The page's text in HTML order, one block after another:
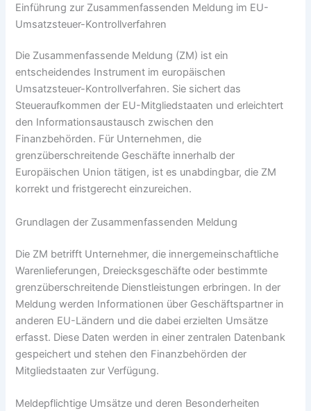
Einführung zur Zusammenfassenden Meldung im EU-
Umsatzsteuer-Kontrollverfahren
Die Zusammenfassende Meldung (ZM) ist ein
entscheidendes Instrument im europäischen
Umsatzsteuer-Kontrollverfahren. Sie sichert das
Steueraufkommen der EU-Mitgliedstaaten und erleichtert
den Informationsaustausch zwischen den
Finanzbehörden. Für Unternehmen, die
grenzüberschreitende Geschäfte innerhalb der
Europäischen Union tätigen, ist es unabdingbar, die ZM
korrekt und fristgerecht einzureichen.
Grundlagen der Zusammenfassenden Meldung
Die ZM betrifft Unternehmer, die innergemeinschaftliche
Warenlieferungen, Dreiecksgeschäfte oder bestimmte
grenzüberschreitende Dienstleistungen erbringen. In der
Meldung werden Informationen über Geschäftspartner in
anderen EU-Ländern und die dabei erzielten Umsätze
erfasst. Diese Daten werden in einer zentralen Datenbank
gespeichert und stehen den Finanzbehörden der
Mitgliedstaaten zur Verfügung.
Meldepflichtige Umsätze und deren Besonderheiten